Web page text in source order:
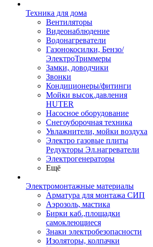
Техника для дома
Вентиляторы
Видеонаблюдение
Водонагреватели
Газонокосилки, Бензо/
ЭлектроТриммеры
Замки, доводчики
Звонки
Кондиционеры/фитинги
Мойки высок.давления
HUTER
Насосное оборудование
Снегоуборочная техника
Увлажнители, мойки воздуха
Электро газовые плиты
Редукторы Эл.нагреватели
Электрогенераторы
Ещё
Электромонтажные материалы
Арматура для монтажа СИП
Аэрозоль, мастика
Бирки каб.,площадки
самоклеющиеся
Знаки электробезопасности
Изоляторы, колпачки